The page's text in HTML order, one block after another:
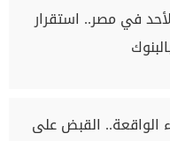
في مصر.. استقرار
الواقعة.. القبض على